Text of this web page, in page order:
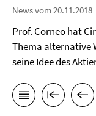
News vom 20.11.2018
Prof. Corneo hat
Thema alternative
seine Idee des